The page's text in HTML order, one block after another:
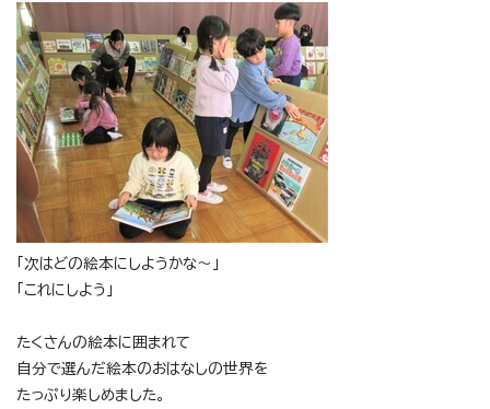
「次はどの絵本にしようかな～」
「これにしよう」
たくさんの絵本に囲まれて
自分で選んだ絵本のおはなしの世界を
たっぷり楽しめました。